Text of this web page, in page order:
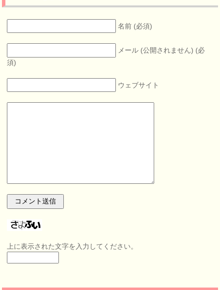
名前 (必須)
メール (公開されません) (必
須)
ウェブサイト
上に表示された文字を入力してください。